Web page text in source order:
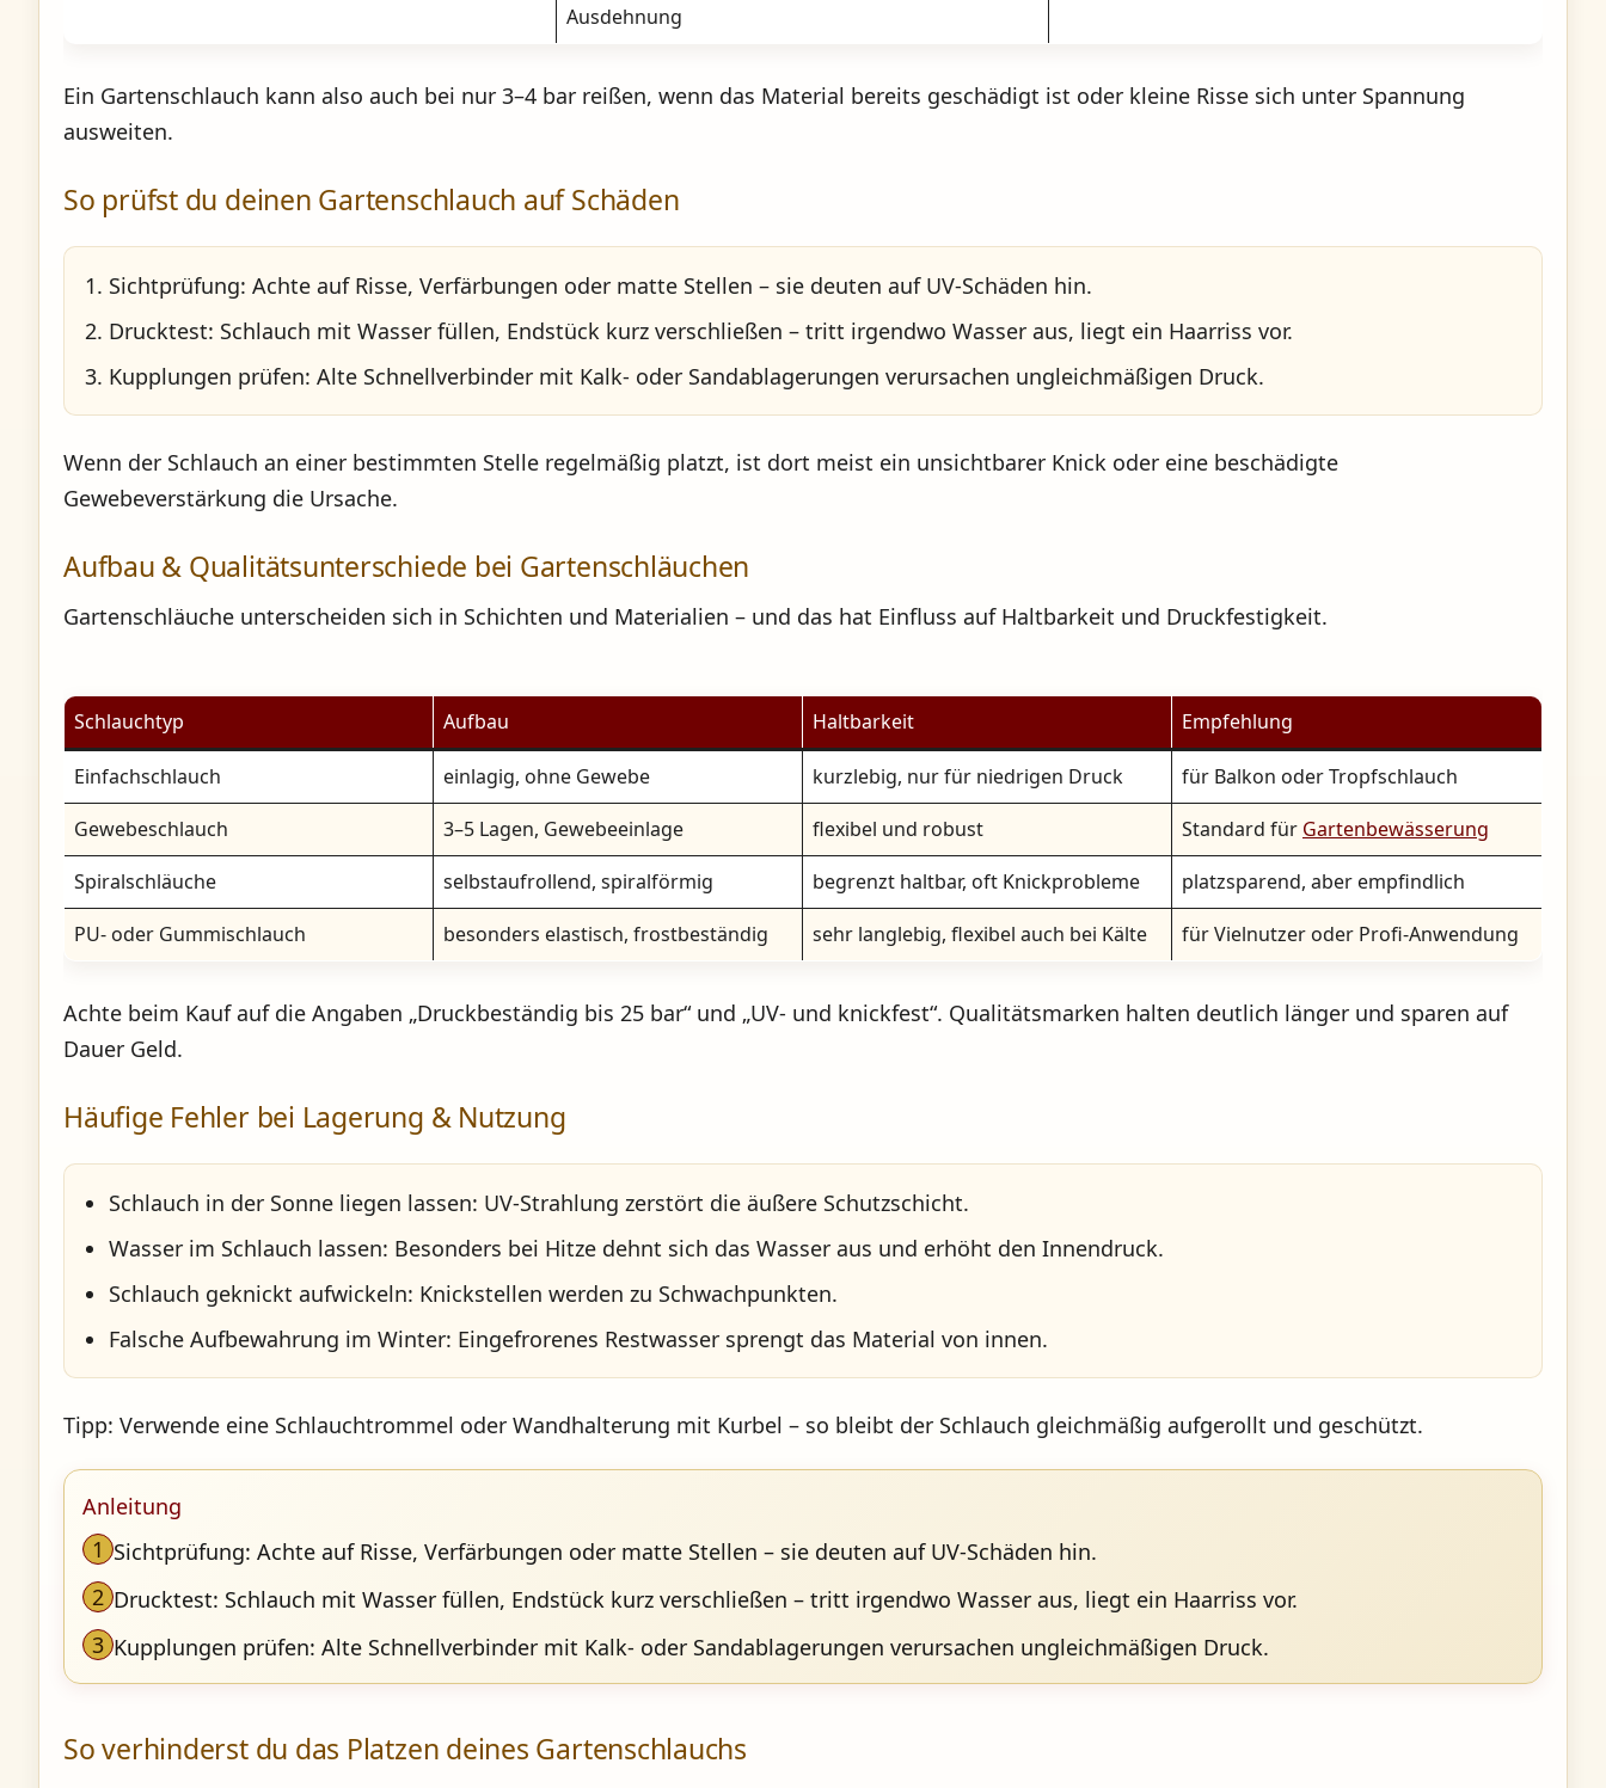
Ausdehnung
Ein Gartenschlauch kann also auch bei nur 3–4 bar reißen, wenn das Material bereits geschädigt ist oder kleine Risse sich unter Spannung
ausweiten.
So prüfst du deinen Gartenschlauch auf Schäden
Sichtprüfung: Achte auf Risse, Verfärbungen oder matte Stellen – sie deuten auf UV-Schäden hin.
Drucktest: Schlauch mit Wasser füllen, Endstück kurz verschließen – tritt irgendwo Wasser aus, liegt ein Haarriss vor.
Kupplungen prüfen: Alte Schnellverbinder mit Kalk- oder Sandablagerungen verursachen ungleichmäßigen Druck.
Wenn der Schlauch an einer bestimmten Stelle regelmäßig platzt, ist dort meist ein unsichtbarer Knick oder eine beschädigte
Gewebeverstärkung die Ursache.
Aufbau & Qualitätsunterschiede bei Gartenschläuchen
Gartenschläuche unterscheiden sich in Schichten und Materialien – und das hat Einfluss auf Haltbarkeit und Druckfestigkeit.
Schlauchtyp Aufbau Haltbarkeit Empfehlung
Einfachschlauch einlagig, ohne Gewebe kurzlebig, nur für niedrigen Druck
für Balkon oder Tropfschlauch
Gewebeschlauch
3–5 Lagen, Gewebeeinlage flexibel und robust Standard für Gartenbewässerung
Spiralschläuche
selbstaufrollend, spiralförmig begrenzt haltbar, oft Knickprobleme
platzsparend, aber empfindlich
PU- oder Gummischlauch
besonders elastisch, frostbeständig sehr langlebig, flexibel auch bei Kälte für Vielnutzer oder Profi-Anwendung
Achte beim Kauf auf die Angaben „Druckbeständig bis 25 bar“ und „UV- und knickfest“. Qualitätsmarken halten deutlich länger und sparen auf
Dauer Geld.
Häufige Fehler bei Lagerung & Nutzung
Schlauch in der Sonne liegen lassen: UV-Strahlung zerstört die äußere Schutzschicht.
Wasser im Schlauch lassen: Besonders bei Hitze dehnt sich das Wasser aus und erhöht den Innendruck.
Schlauch geknickt aufwickeln: Knickstellen werden zu Schwachpunkten.
Falsche Aufbewahrung im Winter: Eingefrorenes Restwasser sprengt das Material von innen.
Tipp: Verwende eine Schlauchtrommel oder Wandhalterung mit Kurbel – so bleibt der Schlauch gleichmäßig aufgerollt und geschützt.
Anleitung
1 Sichtprüfung: Achte auf Risse, Verfärbungen oder matte Stellen – sie deuten auf UV-Schäden hin.
2 Drucktest: Schlauch mit Wasser füllen, Endstück kurz verschließen – tritt irgendwo Wasser aus, liegt ein Haarriss vor.
3 Kupplungen prüfen: Alte Schnellverbinder mit Kalk- oder Sandablagerungen verursachen ungleichmäßigen Druck.
So verhinderst du das Platzen deines Gartenschlauchs